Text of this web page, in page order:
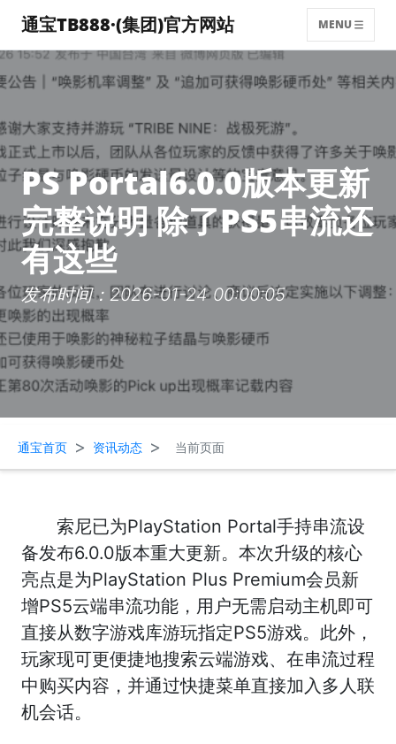
通宝TB888·(集团)官方网站 MENU
PS Portal6.0.0版本更新
完整说明 除了PS5串流还
有这些
发布时间：2026-01-24 00:00:05
通宝首页 > 资讯动态 > 当前页面
索尼已为PlayStation Portal手持串流设
备发布6.0.0版本重大更新。本次升级的核心
亮点是为PlayStation Plus Premium会员新
增PS5云端串流功能，用户无需启动主机即可
直接从数字游戏库游玩指定PS5游戏。此外，
玩家现可更便捷地搜索云端游戏、在串流过程
中购买内容，并通过快捷菜单直接加入多人联
机会话。